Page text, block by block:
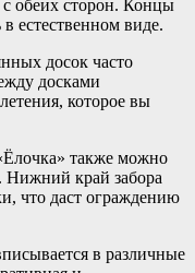
обеих сторон. Концы
естественном виде.
досок часто
досками
которое вы
также можно
Нижний край забора
что даст ограждению
в различные